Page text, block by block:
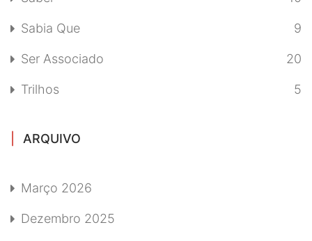
Sabia Que 9
Ser Associado 20
Trilhos 5
ARQUIVO
Março 2026
Dezembro 2025